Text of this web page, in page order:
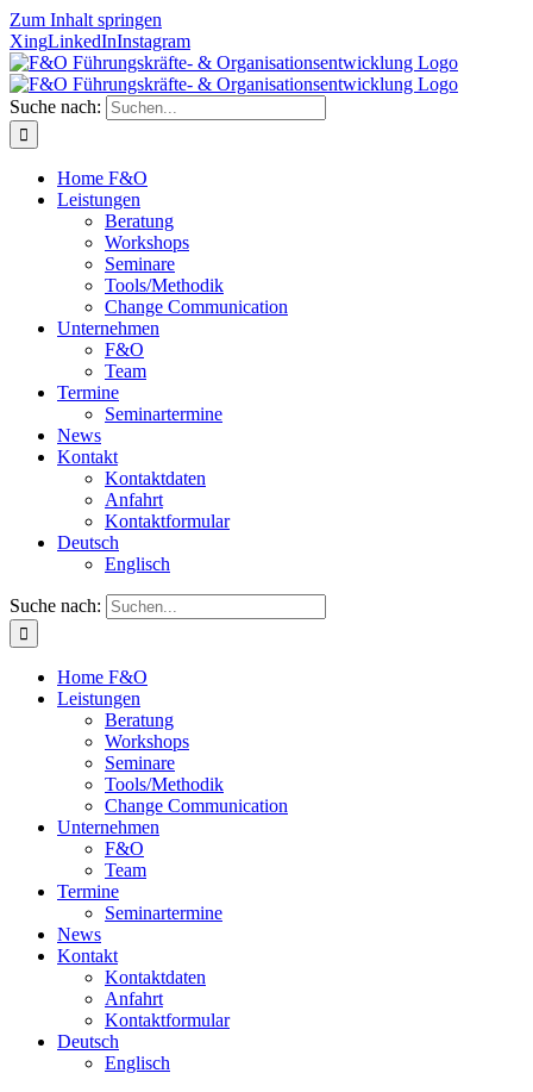
Zum Inhalt springen
XingLinkedInInstagram
Suche nach:
Home F&O
Leistungen
Beratung
Workshops
Seminare
Tools/Methodik
Change Communication
Unternehmen
F&O
Team
Termine
Seminartermine
News
Kontakt
Kontaktdaten
Anfahrt
Kontaktformular
Deutsch
Englisch
Suche nach:
Home F&O
Leistungen
Beratung
Workshops
Seminare
Tools/Methodik
Change Communication
Unternehmen
F&O
Team
Termine
Seminartermine
News
Kontakt
Kontaktdaten
Anfahrt
Kontaktformular
Deutsch
Englisch